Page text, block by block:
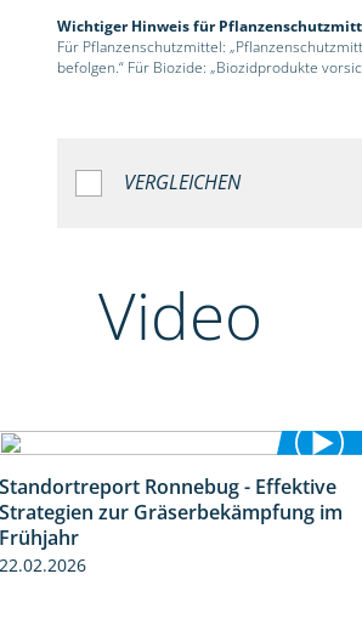
Wichtiger Hinweis für
Für Pflanzenschutzmittel:
befolgen.“ Für Biozide: „Biozidprodukte
VERGLEICHEN
Video
4:32
Standortreport Ronnebug - Effektive
Strategien zur Gräserbekämpfung im
Frühjahr
22.02.2026